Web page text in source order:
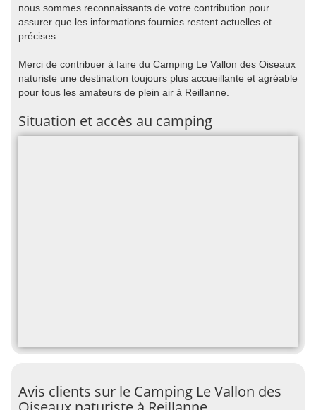
nous sommes reconnaissants de votre contribution pour
assurer que les informations fournies restent actuelles et
précises.
Merci de contribuer à faire du Camping Le Vallon des Oiseaux
naturiste une destination toujours plus accueillante et agréable
pour tous les amateurs de plein air à Reillanne.
Situation et accès au camping
Avis clients sur le Camping Le Vallon des